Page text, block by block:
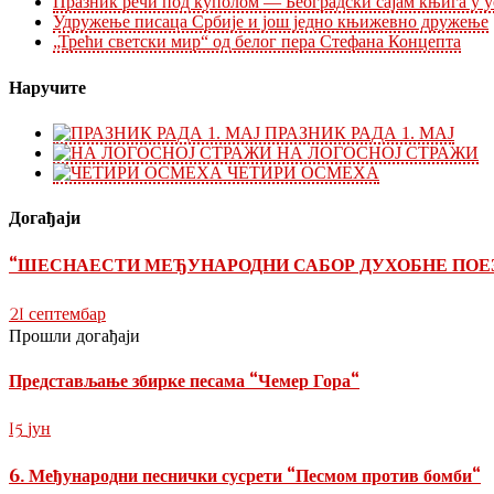
Удружење писаца Србије и још једно књижевно дружење
„Трећи светски мир“ од белог пера Стефана Концепта
Наручите
ПРАЗНИК РАДА 1. МАЈ
НА ЛОГОСНОЈ СТРАЖИ
ЧЕТИРИ ОСМЕХА
Догађаји
“ШЕСНАЕСТИ МЕЂУНАРОДНИ САБОР ДУХОБНЕ
21 септембар
Прошли догађаји
Представљање збирке песама “Чемер Гора“
15 јун
6. Међународни песнички сусрети “Песмом против бомби“